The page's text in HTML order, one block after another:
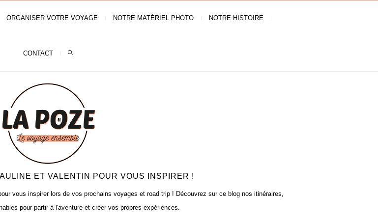
ORGANISER VOTRE VOYAGE NOTRE MATÉRIEL PHOTO NOTRE HISTOIRE
CONTACT
ET VALENTIN POUR VOUS INSPIRER !
vous inspirer lors de vos prochains voyages et road trip ! Découvrez sur ce blog nos itinéraires,
pour partir à l'aventure et créer vos propres expériences.